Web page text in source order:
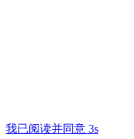
我已阅读并同意 3s